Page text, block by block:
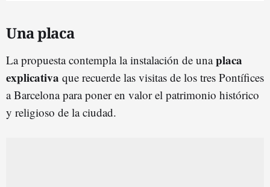
Una placa
La propuesta contempla la instalación de unaplaca
explicativa que recuerde las visitas de los tres Pontífices
a Barcelona para poner en valor el patrimonio histórico
y religioso de la ciudad.